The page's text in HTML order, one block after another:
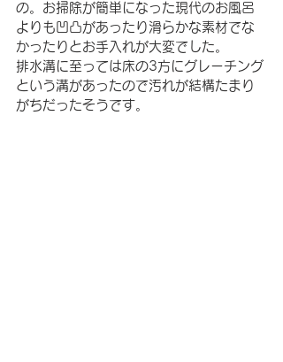
の。お掃除が簡単になった現代のお風呂
よりも凹凸があったり滑らかな素材でな
かったりとお手入れが大変でした。
排水溝に至っては床の3方にグレーチング
という溝があったので汚れが結構たまり
がちだったそうです。